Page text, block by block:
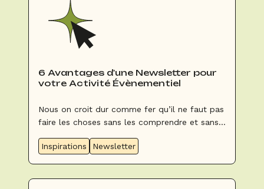
6 Avantages d'une Newsletter pour
votre Activité Évènementiel
Nous on croit dur comme fer qu’il ne faut pas
faire les choses sans les comprendre et sans y
souvent parler mais finalement qu’apporte-t-
Inspirations Newsletter